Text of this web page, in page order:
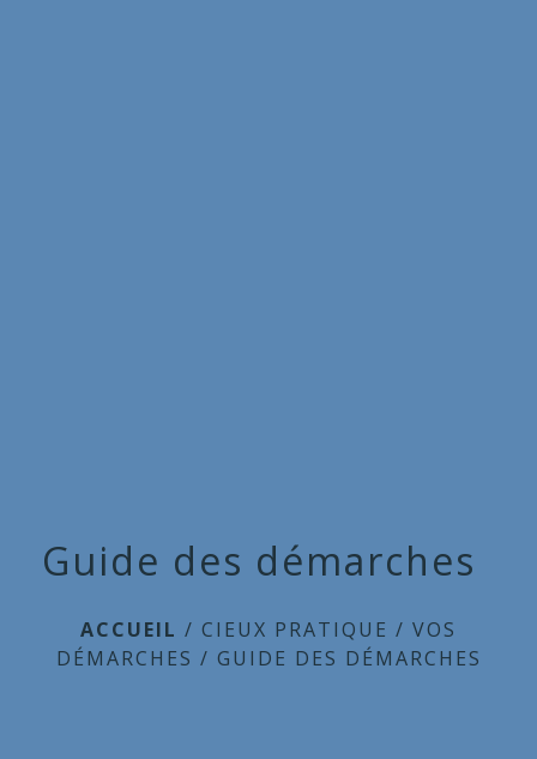
Guide des démarches
ACCUEIL / CIEUX PRATIQUE / VOS
DÉMARCHES / GUIDE DES DÉMARCHES